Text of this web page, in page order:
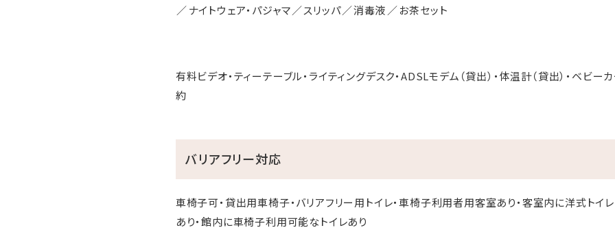
ナイトウェア・パジャマ
スリッパ 消毒液 お茶セット
有料ビデオ・ティーテーブル・ライティングデスク・ADSLモデム（貸出）・体温計（貸出）・ベ
約
バリアフリー対応
車椅子可・貸出用車椅子・バリアフリー用トイレ・車椅子利用者用客室あり・客室内に洋式トイ
あり・館内に車椅子利用可能なトイレあり